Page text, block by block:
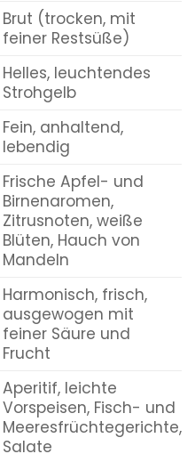
Brut (trocken, mit
feiner Restsüße)
Helles, leuchtendes
Strohgelb
Fein, anhaltend,
lebendig
Frische Apfel- und
Birnenaromen,
Zitrusnoten, weiße
Blüten, Hauch von
Mandeln
Harmonisch, frisch,
ausgewogen mit
feiner Säure und
Frucht
Aperitif, leichte
Vorspeisen, Fisch- und
Meeresfrüchtegerichte,
Salate